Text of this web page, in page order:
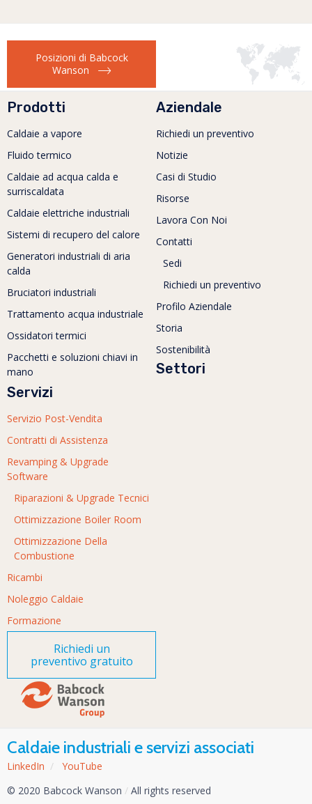
Posizioni di Babcock
Wanson
Prodotti
Caldaie a vapore
Fluido termico
Caldaie ad acqua calda e
surriscaldata
Caldaie elettriche industriali
Sistemi di recupero del calore
Generatori industriali di aria
calda
Bruciatori industriali
Trattamento acqua industriale
Ossidatori termici
Pacchetti e soluzioni chiavi in
mano
Aziendale
Richiedi un preventivo
Notizie
Casi di Studio
Risorse
Lavora Con Noi
Contatti
Sedi
Richiedi un preventivo
Profilo Aziendale
Storia
Sostenibilità
Settori
Servizi
Servizio Post-Vendita
Contratti di Assistenza
Revamping & Upgrade
Software
Riparazioni & Upgrade Tecnici
Ottimizzazione Boiler Room
Ottimizzazione Della
Combustione
Ricambi
Noleggio Caldaie
Formazione
Richiedi un
preventivo gratuito
Caldaie industriali e servizi associati
LinkedIn /
YouTube
© 2020 Babcock Wanson / All rights reserved